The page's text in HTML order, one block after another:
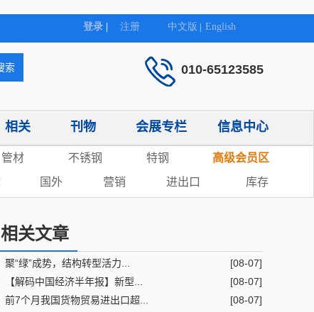
010-65123585
相关 刊物 会展专栏 信息中心
管材 不锈钢 特钢
高级会员区
国外 营销 进出口 库存
相关文章
聚“绿”成势，结构转型活力...
[08-07]
【解码中国经济半年报】新型...
[08-07]
前7个月我国货物贸易进出口超...
[08-07]